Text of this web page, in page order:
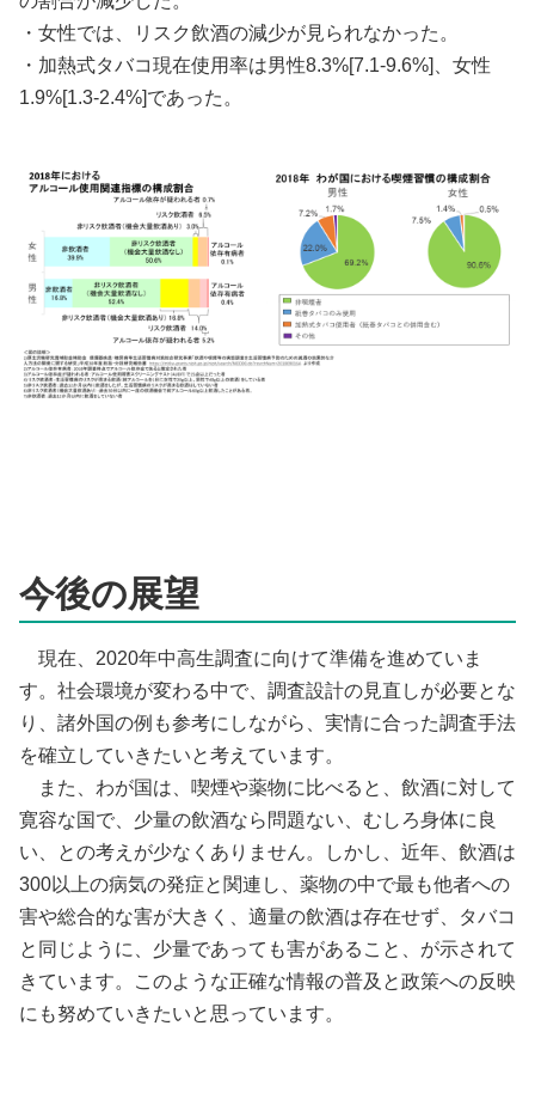
・女性では、リスク飲酒の減少が見られなかった。
・加熱式タバコ現在使用率は男性8.3%[7.1-9.6%]、女性
1.9%[1.3-2.4%]であった。
今後の展望
現在、2020年中高生調査に向けて準備を進めていま
す。社会環境が変わる中で、調査設計の見直しが必要とな
り、諸外国の例も参考にしながら、実情に合った調査手法
を確立していきたいと考えています。
また、わが国は、喫煙や薬物に比べると、飲酒に対して
寛容な国で、少量の飲酒なら問題ない、むしろ身体に良
い、との考えが少なくありません。しかし、近年、飲酒は
300以上の病気の発症と関連し、薬物の中で最も他者への
害や総合的な害が大きく、適量の飲酒は存在せず、タバコ
と同じように、少量であっても害があること、が示されて
きています。このような正確な情報の普及と政策への反映
にも努めていきたいと思っています。